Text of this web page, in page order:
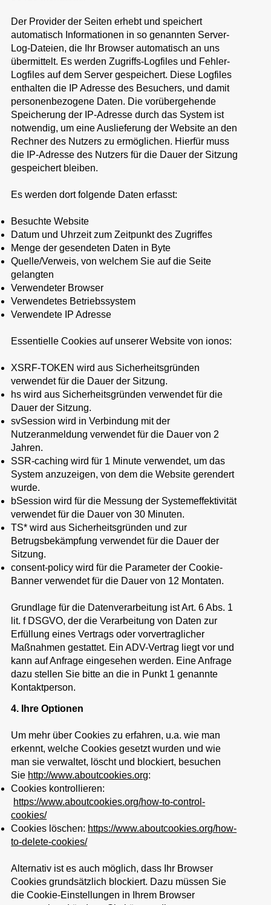
Der Provider der Seiten erhebt und speichert
automatisch Informationen in so genannten Server-
Log-Dateien, die Ihr Browser automatisch an uns
übermittelt. Es werden Zugriffs-Logfiles und Fehler-
Logfiles auf dem Server gespeichert. Diese Logfiles
enthalten die IP Adresse des Besuchers, und damit
personenbezogene Daten. Die vorübergehende
Speicherung der IP-Adresse durch das System ist
notwendig, um eine Auslieferung der Website an den
Rechner des Nutzers zu ermöglichen. Hierfür muss
die IP-Adresse des Nutzers für die Dauer der Sitzung
gespeichert bleiben.
Es werden dort folgende Daten erfasst:
Besuchte Website
Datum und Uhrzeit zum Zeitpunkt des Zugriffes
Menge der gesendeten Daten in Byte
Quelle/Verweis, von welchem Sie auf die Seite
gelangten
Verwendeter Browser
Verwendetes Betriebssystem
Verwendete IP Adresse
Essentielle Cookies auf unserer Website von ionos:
XSRF-TOKEN wird aus Sicherheitsgründen
verwendet für die Dauer der Sitzung.
hs wird aus Sicherheitsgründen verwendet für die
Dauer der Sitzung.
svSession wird in Verbindung mit der
Nutzeranmeldung verwendet für die Dauer von 2
Jahren.
SSR-caching wird für 1 Minute verwendet, um das
System anzuzeigen, von dem die Website gerendert
wurde.
bSession wird für die Messung der Systemeffektivität
verwendet für die Dauer von 30 Minuten.
TS* wird aus Sicherheitsgründen und zur
Betrugsbekämpfung verwendet für die Dauer der
Sitzung.
consent-policy wird für die Parameter der Cookie-
Banner verwendet für die Dauer von 12 Montaten.
Grundlage für die Datenverarbeitung ist Art. 6 Abs. 1
lit. f DSGVO, der die Verarbeitung von Daten zur
Erfüllung eines Vertrags oder vorvertraglicher
Maßnahmen gestattet. Ein ADV-Vertrag liegt vor und
kann auf Anfrage eingesehen werden. Eine Anfrage
dazu stellen Sie bitte an die in Punkt 1 genannte
Kontaktperson.
4. Ihre Optionen
Um mehr über Cookies zu erfahren, u.a. wie man
erkennt, welche Cookies gesetzt wurden und wie
man sie verwaltet, löscht und blockiert, besuchen
Sie http://www.aboutcookies.org:
Cookies kontrollieren:
https://www.aboutcookies.org/how-to-control-
cookies/
Cookies löschen: https://www.aboutcookies.org/how-
to-delete-cookies/
Alternativ ist es auch möglich, dass Ihr Browser
Cookies grundsätzlich blockiert. Dazu müssen Sie
die Cookie-Einstellungen in Ihrem Browser